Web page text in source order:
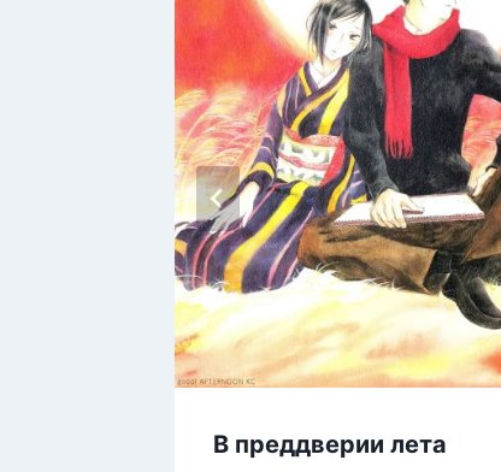
В преддверии лета